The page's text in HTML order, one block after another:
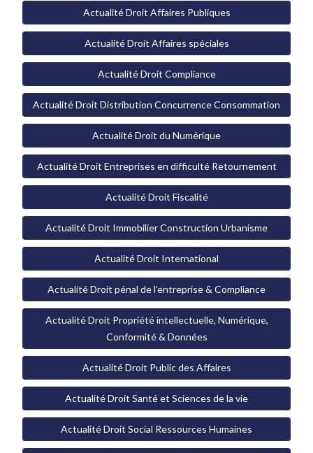
Actualité Droit Affaires Publiques
Actualité Droit Affaires spéciales
Actualité Droit Compliance
Actualité Droit Distribution Concurrence Consommation
Actualité Droit du Numérique
Actualité Droit Entreprises en difficulté Retournement
Actualité Droit Fiscalité
Actualité Droit Immobilier Construction Urbanisme
Actualité Droit International
Actualité Droit pénal de l'entreprise & Compliance
Actualité Droit Propriété intellectuelle, Numérique,
Conformité & Données
Actualité Droit Public des Affaires
Actualité Droit Santé et Sciences de la vie
Actualité Droit Social Ressources Humaines